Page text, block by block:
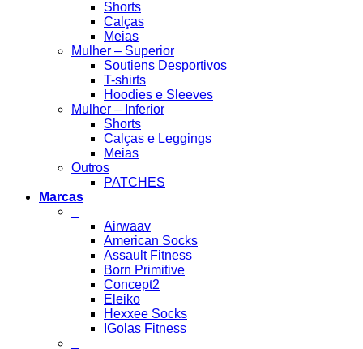
Shorts
Calças
Meias
Mulher – Superior
Soutiens Desportivos
T-shirts
Hoodies e Sleeves
Mulher – Inferior
Shorts
Calças e Leggings
Meias
Outros
PATCHES
Marcas
Airwaav
American Socks
Assault Fitness
Born Primitive
Concept2
Eleiko
Hexxee Socks
IGolas Fitness